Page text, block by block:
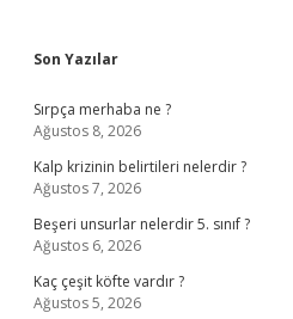
Sidebar
Son Yazılar
Sırpça merhaba ne ?
Ağustos 8, 2026
Kalp krizinin belirtileri nelerdir ?
Ağustos 7, 2026
Beşeri unsurlar nelerdir 5. sınıf ?
Ağustos 6, 2026
Kaç çeşit köfte vardır ?
Ağustos 5, 2026